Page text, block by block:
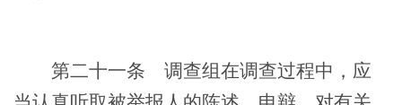
第二十一条 调查组在调查过程中，应